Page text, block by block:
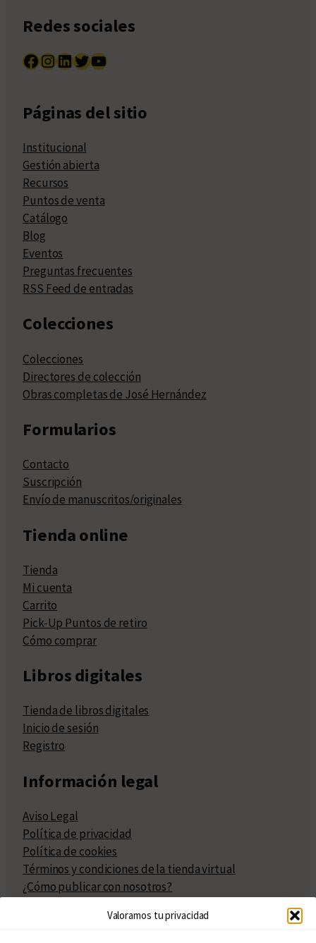
Valoramos tu privacidad
Redes sociales
Facebook InstagramLinkedIn Twitter YouTube
Páginas del sitio
Institucional
Gestión abierta
Recursos
Puntos de venta
Catálogo
Blog
Eventos
Preguntas frecuentes
RSS Feed de entradas
Colecciones
Colecciones
Directores de colección
Obras completas de José Hernández
Formularios
Contacto
Suscripción
Envío de manuscritos/originales
Tienda online
Tienda
Mi cuenta
Carrito
Pick-Up Puntos de retiro
Cómo comprar
Libros digitales
Tienda de libros digitales
Inicio de sesión
Registro
Información legal
Aviso Legal
Política de privacidad
Política de cookies
Términos y condiciones de la tienda virtual
¿Cómo publicar con nosotros?
Políticas de publicación